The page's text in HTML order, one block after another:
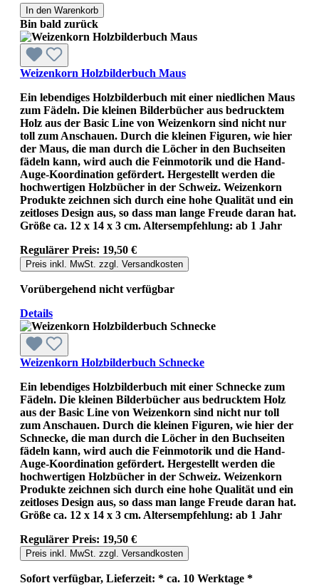
In den Warenkorb
Bin bald zurück
Weizenkorn Holzbilderbuch Maus
Ein lebendiges Holzbilderbuch mit einer niedlichen Maus
zum Fädeln. Die kleinen Bilderbücher aus bedrucktem
Holz aus der Basic Line von Weizenkorn sind nicht nur
toll zum Anschauen. Durch die kleinen Figuren, wie hier
der Maus, die man durch die Löcher in den Buchseiten
fädeln kann, wird auch die Feinmotorik und die Hand-
Auge-Koordination gefördert. Hergestellt werden die
hochwertigen Holzbücher in der Schweiz. Weizenkorn
Produkte zeichnen sich durch eine hohe Qualität und ein
zeitloses Design aus, so dass man lange Freude daran hat.
Größe ca. 12 x 14 x 3 cm. Altersempfehlung: ab 1 Jahr
Regulärer Preis: 19,50 €
Preis inkl. MwSt. zzgl. Versandkosten
Vorübergehend nicht verfügbar
Details
Weizenkorn Holzbilderbuch Schnecke
Ein lebendiges Holzbilderbuch mit einer Schnecke zum
Fädeln. Die kleinen Bilderbücher aus bedrucktem Holz
aus der Basic Line von Weizenkorn sind nicht nur toll
zum Anschauen. Durch die kleinen Figuren, wie hier der
Schnecke, die man durch die Löcher in den Buchseiten
fädeln kann, wird auch die Feinmotorik und die Hand-
Auge-Koordination gefördert. Hergestellt werden die
hochwertigen Holzbücher in der Schweiz. Weizenkorn
Produkte zeichnen sich durch eine hohe Qualität und ein
zeitloses Design aus, so dass man lange Freude daran hat.
Größe ca. 12 x 14 x 3 cm. Altersempfehlung: ab 1 Jahr
Regulärer Preis: 19,50 €
Preis inkl. MwSt. zzgl. Versandkosten
Sofort verfügbar, Lieferzeit: * ca. 10 Werktage *